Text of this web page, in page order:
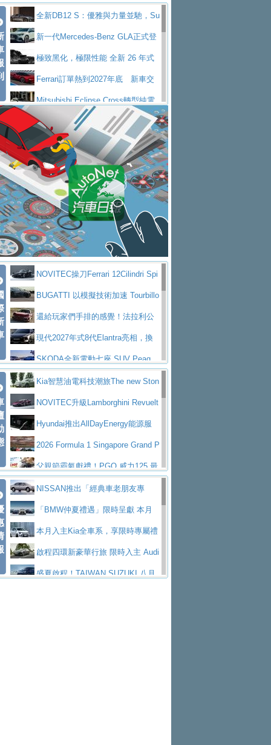
CKS SAKURA為品味獨具層峰買家打造的頂級座
駕，MAZDA CX-90 33T AWD Premium Ca
ptain Seat
EV
技的座駕! Ford Territory中型油電休旅
SO Super Great今日在台登場，結合先進安
全輔助科技
ntis四品牌經銷權，全新多品牌旗艦展示中
心開幕啟用
屏東特搜大隊再添新利器 SITRAK
救助器材車買氣不衰、SUZUKI經銷商勇於開啟
全新大店，新北都鈴木占地500坪土城旗艦
展示中心開幕
2025第七屆ISUZU運轉職人挑戰賽
熱血登場 展現極致車技與專業職人精神
H2GP世界總決賽圓滿落幕 台灣團
隊表現精彩淨零減碳指標性應用 純電動水泥預
拌車 消防車除了滅火裝備還需要什麼？
一探SITRAK “準” 消防車的究竟
大益金龍初試啼聲，汽柴油5噸貨車
不是對手正宗年鑑2025年全球自動車年鑑1月
下旬問世！2024第六屆ISUZU運轉職人挑戰賽
首度前進南台灣熱烈開戰
豪華電能休旅新星 Audi Q4 Sportba
ck 55 e-tron S lineScania Taiwan 逆風而行，加深力
道投資布局
全新DB12 S：優雅與力量並馳，Su
per Tourer的顛峰之作
新一代Mercedes-Benz GLA正式登
場 續航最高657公里、支援320kW快充
極致黑化，極限性能 全新 26 年式
DEFENDER OCTA BLACK 限量登台
Ferrari訂單熱到2027年底 新車交
付至少得等一年以上
Mitsubishi Eclipse Cross轉型純電
休旅 87kWh電池續航超過600公里
全新BMW 318i Touring豪華旅行車
全台限量200台 進化現型
不等零關稅的紅利，Jeep品牌今日
起展開首批車交車
Volvo EX60 即將叩關，靜肅性、底
盤與數位介面搶先揭露
Audi Q9 將於 2026 年底上市 旗艦
大型 SUV 鎖定七人座豪華市場
BMW攜手漫威電影【蜘蛛人：重生
日】 Skoda 發表全新 Peaq 內裝：七人
座純電旗艦 SUV，行李廂最大可達 935 公
升
全新純電 Mercedes-Benz C 400 4
MATIC Electric 登場
奢華與科技大躍進，MAZDA全新3
代CX-5全方位進化提前亮相並展開預售94.9
萬起
馬自達公布 2027 年式 MX-5 更
新，新增 Yakudo 特別版
Skoda Peaq 發表全新電動動力系
統 最長續航逾 640 公里、支援雙向供電
BMW M2 首度導入 xDrive 四驅，
美國與瑞士需求成關鍵推手
The all-new T-Roc 魅力 自成焦點
Maserati GT2 Stradale「Tribute to
MC12」全球首度亮相
迎接 RANGE ROVER 品牌家族第
五位成員 全新 RANGE ROVER GT 預告登
場
造型華麗時尚、科技座艙再進化，P
eugeot 208小改款發表上市94.8萬起
NOVITEC操刀Ferrari 12Cilindri Spi
der 碳纖維空力、鍛造輪圈與Inconel排氣
上身
BUGATTI 以模擬技術加速 Tourbillo
n 動態開發還給玩家們手排的感覺！法拉利公
布12Cilidri Manaule手排超跑產品細節
現代2027年式8代Elantra亮相，換
裝更銳利的造型、更先進的資訊娛樂系統及
更高效的動力
SKODA全新電動七座 SUV Peaq
問世，擁有品牌史上最寬敞且豪華的座艙
AUDI推出首款高性能油電超跑Nuvo
lari，0到100公里加速2.6秒、極速350公里
／小時
百年三叉戟傳奇再啟程 Maserati 重
返 1000 Miglia 傳承競速榮耀
法拉利首款純電跑車Luce亮相，最
大馬力超過1000匹並具備530公里最大續航
里程
小車大空間、座艙科技更先進，SK
ODA發表全新純電跨界休旅Eipq祭平民化車
價89萬起
賓士AMG.EA專屬平台首作，Merc
edes-AMG 全新GT 4-Door Coupe全球首發
福斯推出首款GTI純電性能掀背ID.
Polo GTI，擁有226匹馬力和零百加速 6.8
秒的實力
Jaguar 公布四門 GT車款正式車名
為JAGUAR TYPE 01
終於跟上進度，LEXUS發表首款三
排六座純電旗艦休旅 TZ
有錢也買不到的Golf R！福斯打造
全新Golf R 24h賽車將挑戰紐柏林24小時耐
SKODA公布全新小型純電跨界休旅
Kia智慧油電科技潮旅The new Ston
ic 1-7月累計銷量創歷史新高
NOVITEC升級Lamborghini Revuelt
o 綜效輸出增至1,048匹
Hyundai推出AllDayEnergy能源服
務 讓電動車化身行動儲能系統
2026 Formula 1 Singapore Grand P
rix 新加坡大獎賽 Audi 極速之旅開放報名
父親節霸氣獻禮！PGO 威力125 最
低入手價 $60,900 起 省油ｘ安全ｘ大空間
陪爸爸輕鬆
HYUNDAI PORTER II逆勢成長，
勇奪中型貨車銷售冠軍
和運租車榮獲國家品牌玉山獎 以智
慧移動與綠能創新
福斯商旅挺頭家 推出「德系質感 精
算圓夢」專案格上租車暑期享8% LINE POINTS
回饋 再抽黑鑰匙尊榮禮遇
NISSAN X-TRAIL 上市首月銷量
NISSAN推出「經典車老朋友專
案」 以匠人精神煥新珍品座駕
「BMW仲夏禮遇」限時呈獻 本月
入主即享尊榮豪華五星假期 多元優購方案
同步實施
本月入主Kia全車系，享限時專屬禮
遇 啟程四環新豪華行旅 限時入主 Audi
A6 旗艦陣容 低月付5,888元起及3 年乙式險
盛夏啟程！TAIWAN SUZUKI 八月